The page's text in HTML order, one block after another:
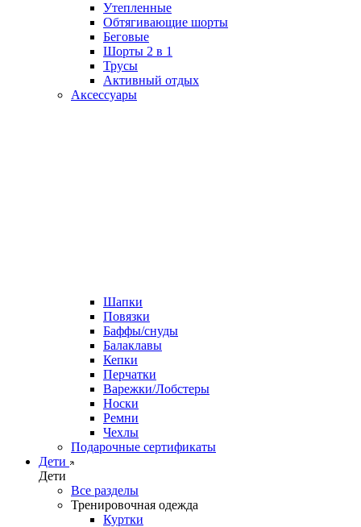
Утепленные
Обтягивающие шорты
Беговые
Шорты 2 в 1
Трусы
Активный отдых
Аксессуары
Шапки
Повязки
Баффы/снуды
Балаклавы
Кепки
Перчатки
Варежки/Лобстеры
Носки
Ремни
Чехлы
Подарочные сертификаты
Дети
Дети
Все разделы
Тренировочная одежда
Куртки